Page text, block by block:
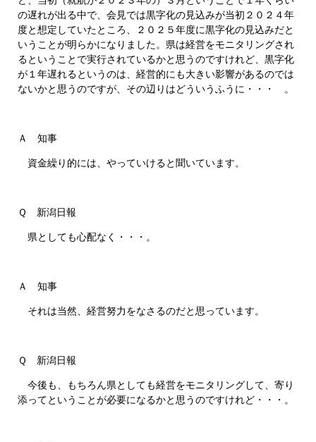
の遅れが出る中で、会見では黒字化の見込みが当初２０２４年
度と想定していたところ、２０２５年度に黒字化の見込みだと
いうことが明らかになりました。県は経営をモニタリングされ
るということで実行されているかと思うのですけれど、黒字化
が１年遅れるというのは、経営的にも大きい影響があるのでは
ないかと思うのですが、その辺りはどういうふうに・・・ 。
Ａ 知事
資金繰り的には、やっていけると聞いています。
Ｑ 新潟日報
県としても心配なく・・・。
Ａ 知事
それは当然、経営努力をなさるのだと思っています。
Ｑ 新潟日報
今後も、もちろん県としても経営をモニタリングして、寄り
添ってということが必要になるかと思うのですけれど・・・。